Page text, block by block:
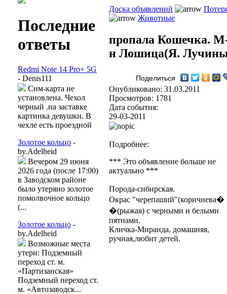
Последние
ответы
Redmi Note 14 Pro+ 5G
- Denis111
Сим-карта не
установлена. Чехол
черный .на заставке
картинка девушки. В
чехле есть проездной
Золотое кольцо -
by.Adelheid
Вечером 29 июня
2026 года (после 17:00)
в Заводском районе
было утеряно золотое
помолвочное кольцо
(...
Золотое кольцо -
by.Adelheid
Возможные места
утери: Подземный
переход ст. м.
«Партизанская»
Подземный переход ст.
м. «Автозаводск...
Доска объявлений
Животные
пропала Кошечка.
н Лошица(Я.
Поделиться
Опубликовано: 31.03.2011
Просмотров: 1781
Дата события:
29-03-2011
Подробнее:
*** Это объявление больше не
актуально ***
Порода-сибирская.
Окрас "черепаший"(коричнева�
�(рыжая) с черными и белыми
пятнами.
Кличка-Миранда, домашняя,
ручная,любит детей.